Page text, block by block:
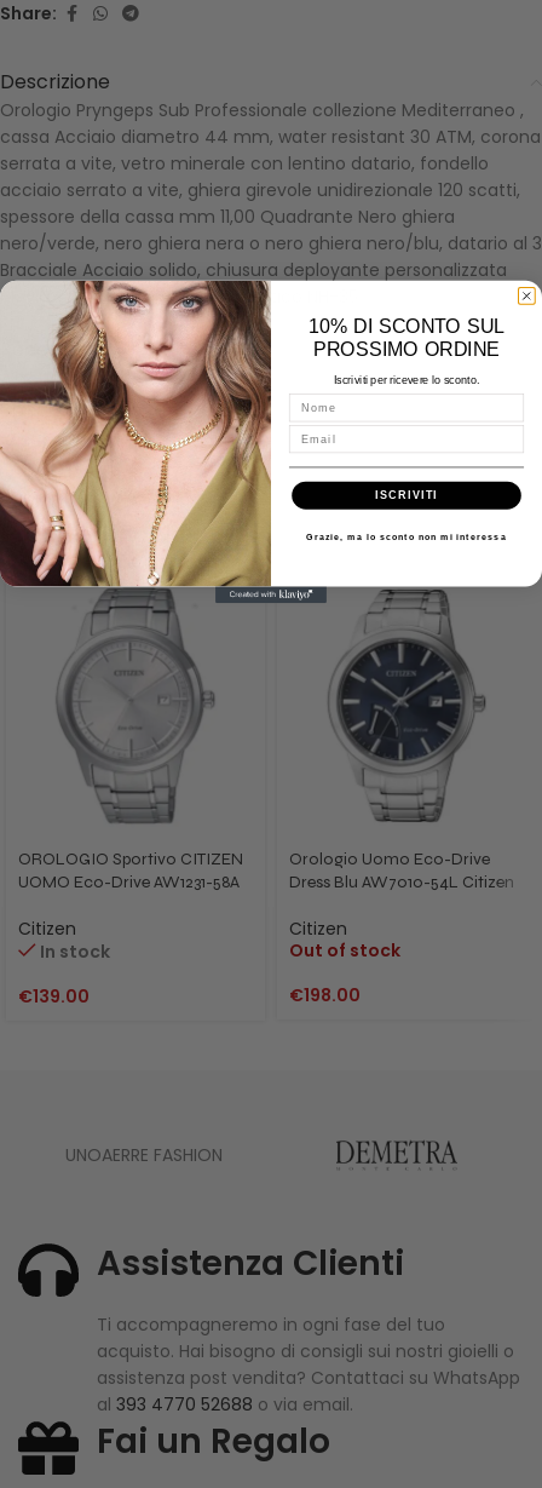
Share:
Descrizione
Orologio Pryngeps Sub Professionale collezione Mediterraneo ,
cassa Acciaio diametro 44 mm, water resistant 30 ATM, corona
serrata a vite, vetro minerale con lentino datario, fondello
acciaio serrato a vite, ghiera girevole unidirezionale 120 scatti,
spessore della cassa mm 11,00 Quadrante Nero ghiera
nero/verde, nero ghiera nera o nero ghiera nero/blu, datario al 3
Bracciale Acciaio solido, chiusura deployante personalizzata
Movimento Automatic, Automatico NH-35
Recensioni (0)
About Pryngeps
Spedizioni
Misure - Incisioni - Domande
Prodotti correlati
OROLOGIO Sportivo CITIZEN
UOMO Eco-Drive AW1231-58A
Citizen
In stock
€139.00
Orologio Uomo Eco-Drive
Dress Blu AW7010-54L Citizen
Citizen
Out of stock
€198.00
UNOAERRE FASHION
Assistenza Clienti
Ti accompagneremo in ogni fase del tuo
acquisto. Hai bisogno di consigli sui nostri gioielli o
assistenza post vendita? Contattaci su WhatsApp
al 393 4770 52688 o via email.
Fai un Regalo
10% DI SCONTO SUL
PROSSIMO ORDINE
Iscriviti per ricevere lo sconto.
Nome
Email
ISCRIVITI
Grazie, ma lo sconto non mi interessa